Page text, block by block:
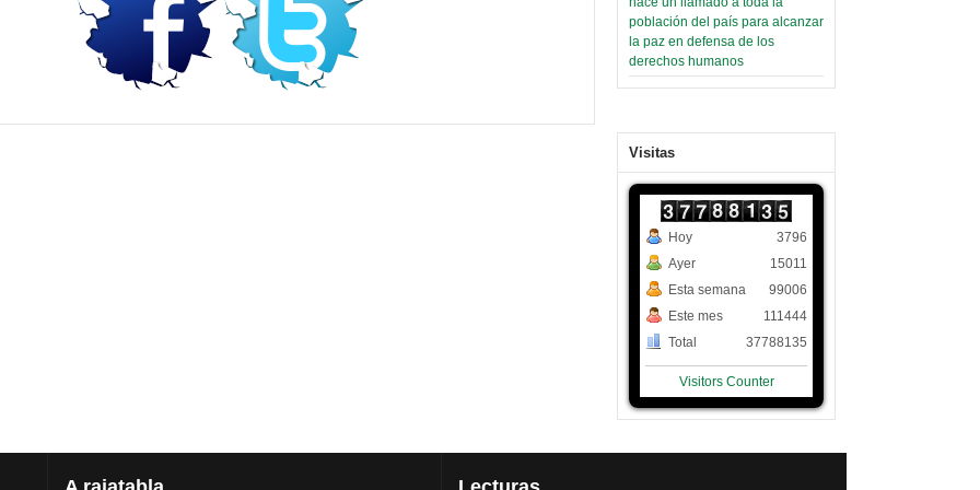
población del país para alcanzar
la paz en defensa de los
derechos humanos
Visitas
Hoy
Ayer
Esta semana
Este mes
Total
3796
15011
99006
111444
37788135
Visitors Counter